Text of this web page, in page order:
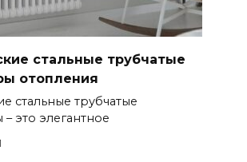
стальные трубчатые
отопления
стальные трубчатые
это элегантное